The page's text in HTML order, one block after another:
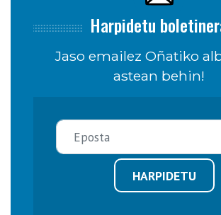
Harpidetu
Jaso emailez Oñatiko
astean behin!
HARPIDETU